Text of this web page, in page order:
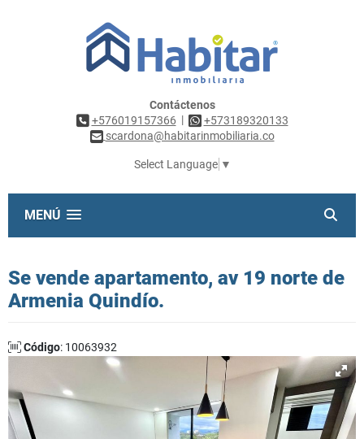
Contáctenos
+576019157366 |
+573189320133
scardona@habitarinmobiliaria.co
Select Language ▼
MENÚ
Se vende apartamento, av 19 norte de
Armenia Quindío.
Código: 10063932